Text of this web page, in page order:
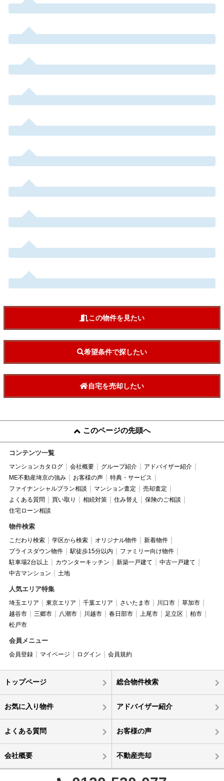
この物件を見たい
希望条件で探したい
自宅を売却したい
このページの先頭へ
コンテンツ一覧
マンションカタログ 会社概要 グループ紹介
アドバイザー紹介
ME不動産埼京の強み
お客様の声
特典・サービス
ファイナンシャルプラン相談
マンション査定
売却査定
よくある質問
買い取り 相続対策 住み替え
保険のご相談
住宅ローン相談
物件検索
こだわり検索 学区から検索 オリジナル物件
新着物件
プライスダウン物件
駅徒歩15分以内
ファミリー向け物件
駐車場2台以上
カウンターキッチン 新築一戸建て
中古一戸建て
中古マンション
土地
人気エリア特集
埼玉エリア 東京エリア 千葉エリア さいたま市 川口市
草加市
越谷市
三郷市 八潮市 川越市 春日部市 上尾市 足立区
柏市
松戸市
会員メニュー
会員登録 マイページ ログイン 会員規約
トップページ 総合物件検索
お気に入り物件 アドバイザー紹介
よくある質問 お客様の声
会社概要 不動産売却